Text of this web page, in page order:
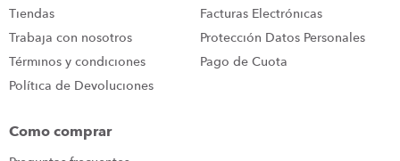
Escribe un comentario
Tiendas
Trabaja con nosotros
Términos y condiciones
Política de Devoluciones
Facturas Electrónicas
Protección Datos Personales
Pago de Cuota
Como comprar